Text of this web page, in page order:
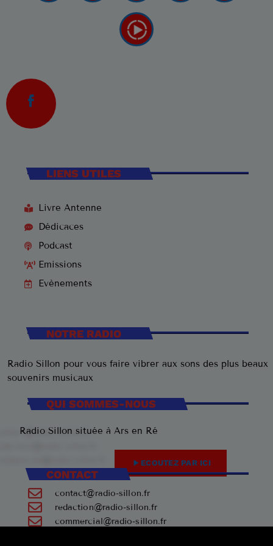
LIENS UTILES
Livre Antenne
Dédicaces
Podcast
Emissions
Evènements
NOTRE RADIO
Radio Sillon pour vous faire vibrer aux sons des plus beaux
souvenirs musicaux
play_arrow ECOUTEZ PAR ICI
QUI SOMMES-NOUS
Radio Sillon située à Ars en Ré
CONTACT
contact@radio-sillon.fr
redaction@radio-sillon.fr
commercial@radio-sillon.fr